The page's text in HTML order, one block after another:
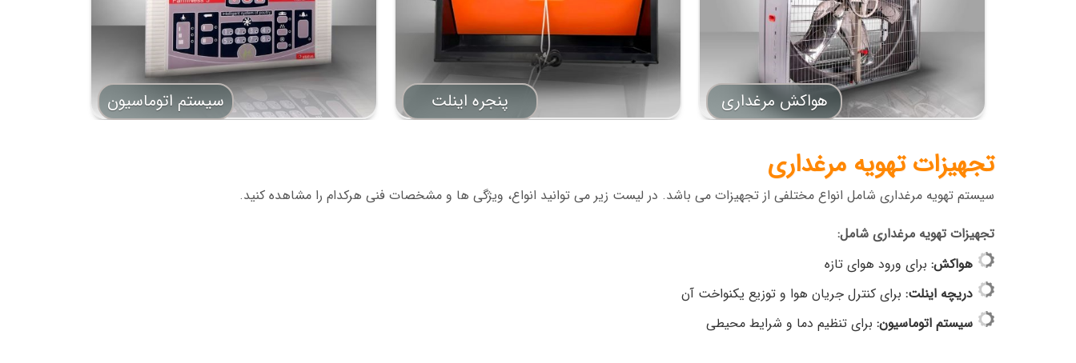
هواکش مرغداری پنجره اینلت سیستم اتوماسیون
تجهیزات تهویه مرغداری
سیستم تهویه مرغداری شامل انواع مختلفی از تجهیزات می باشد. در لیست زیر می توانید انواع، ویژگی ها و مشخصات فنی هرکدام را مشاهده کنید.
تجهیزات تهویه مرغداری شامل:
هواکش: برای ورود هوای تازه
دریچه اینلت: برای کنترل جریان هوا و توزیع یکنواخت آن
سیستم اتوماسیون: برای تنظیم دما و شرایط محیطی